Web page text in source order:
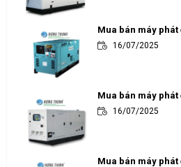
Mua bán máy phát
16/07/2025
Mua bán máy phát
16/07/2025
Mua bán máy phát